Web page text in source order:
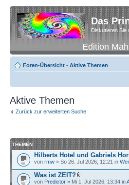
Das
Diskutieren Sie
Edition
Foren-Übersicht • Aktive Themen
Aktive Themen
Zurück zur erweiterten Suche
THEMEN
Hilberts Hotel und Gabriels
von rmw » So 26. Jul 2026, 12:21 in
Was ist ZEIT?
von Predictor » Mi 1. Jul 2026, 13:34 in